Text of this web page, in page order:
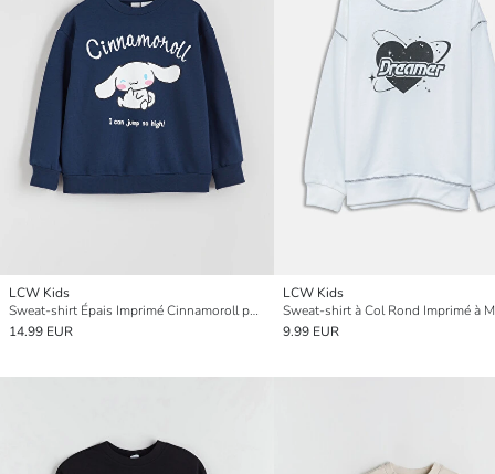
LCW Kids
Sweat-shirt Épais Imprimé Cinnamoroll pour Filles à Col Rond
14.99 EUR
LCW Kids
9.99 EUR